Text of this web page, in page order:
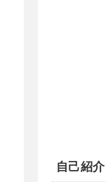
自己紹介